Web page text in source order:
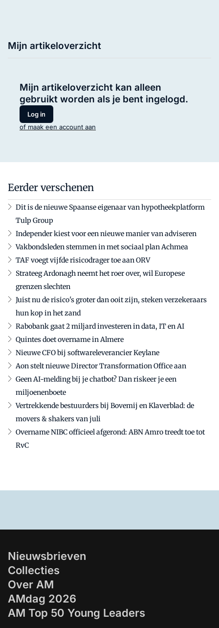
Mijn artikeloverzicht
Mijn artikeloverzicht kan alleen
gebruikt worden als je bent ingelogd.
Log in
of maak een account aan
Eerder verschenen
Dit is de nieuwe Spaanse eigenaar van hypotheekplatform
Tulp Group
Independer kiest voor een nieuwe manier van adviseren
Vakbondsleden stemmen in met sociaal plan Achmea
TAF voegt vijfde risicodrager toe aan ORV
Strateeg Ardonagh neemt het roer over, wil Europese
grenzen slechten
Juist nu de risico's groter dan ooit zijn, steken verzekeraars
hun kop in het zand
Rabobank gaat 2 miljard investeren in data, IT en AI
Quintes doet overname in Almere
Nieuwe CFO bij softwareleverancier Keylane
Aon stelt nieuwe Director Transformation Office aan
Geen AI-melding bij je chatbot? Dan riskeer je een
miljoenenboete
Vertrekkende bestuurders bij Bovemij en Klaverblad: de
movers & shakers van juli
Overname NIBC officieel afgerond: ABN Amro treedt toe tot
RvC
Nieuwsbrieven
Collecties
Over AM
AMdag 2026
AM Top 50 Young Leaders